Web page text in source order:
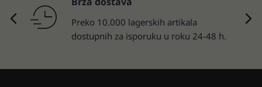
Mogućnost povratka u